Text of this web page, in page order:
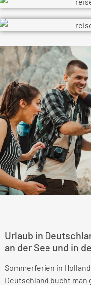
Urlaub in
an der See und in
Sommerferien in
Deutschland bucht man